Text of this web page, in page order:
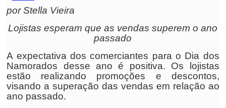
por Stella Vieira
Lojistas esperam que as vendas superem o ano
passado
A expectativa dos comerciantes para o Dia dos
Namorados desse ano é positiva. Os lojistas
estão realizando promoções e descontos,
visando a superação das vendas em relação ao
ano passado.